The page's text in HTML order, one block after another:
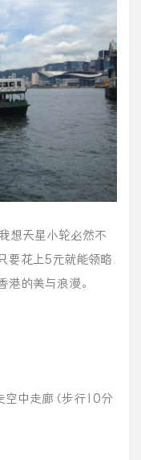
想天星小轮必然不
要花上5元就能领略
港的美与浪漫。
空中走廊（步行10分